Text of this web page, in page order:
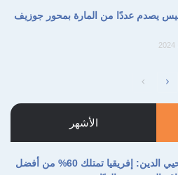
يصدم عددًا من المارة بمحور جوزيف
الصفحة
السابقة
الصفحة
التالية
الأشهر
محمود محيي الدين: إفريقيا تمتلك 60% من أفضل